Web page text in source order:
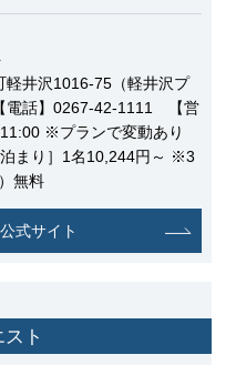
軽井沢1016-75（軽井沢プ
電話】0267-42-1111 【営
11:00 ※プランで変動あり
泊まり］1名10,244円～ ※3
無料
公式サイト
ト